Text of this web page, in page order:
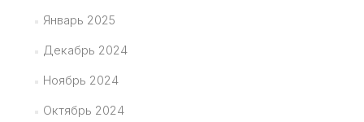
Январь 2025
Декабрь 2024
Ноябрь 2024
Октябрь 2024